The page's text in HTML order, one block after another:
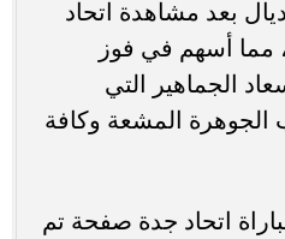
بعد مشاهدة ‏اتحاد
مما أسهم في فوز
الجماهير التي
المشعة وكافة
اتحاد جدة صفحة تم